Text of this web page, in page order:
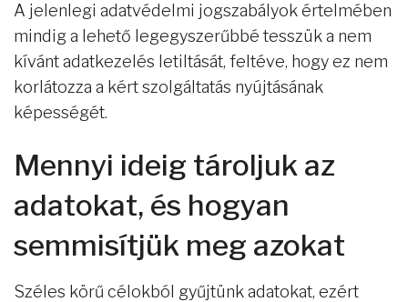
A jelenlegi adatvédelmi jogszabályok értelmében
mindig a lehető legegyszerűbbé tesszük a nem
kívánt adatkezelés letiltását, feltéve, hogy ez nem
korlátozza a kért szolgáltatás nyújtásának
képességét.
Mennyi ideig tároljuk az
adatokat, és hogyan
semmisítjük meg azokat
Széles körű célokból gyűjtünk adatokat, ezért